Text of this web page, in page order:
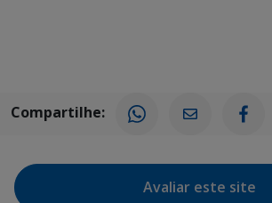
Compartilhe:
Avaliar este site